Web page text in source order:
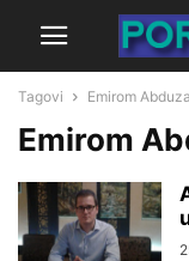
Tagovi Emirom
Emirom